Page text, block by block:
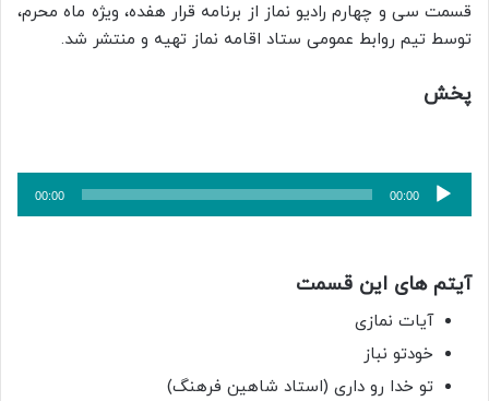
قسمت سی و چهارم رادیو نماز از برنامه قرار هفده، ویژه ماه محرم،
توسط تیم روابط عمومی ستاد اقامه نماز تهیه و منتشر شد.
پخش
پخش‌کننده
صوت
00:00
00:00
آیتم های این قسمت
آیات نمازی
خودتو نباز
تو خدا رو داری (استاد شاهین فرهنگ)